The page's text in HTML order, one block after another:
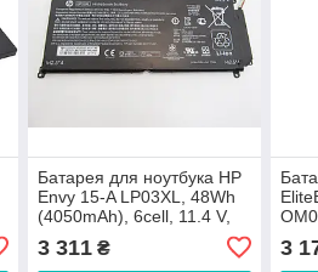
Батарея для ноутбука HP
Envy 15-A LP03XL, 48Wh
(4050mAh), 6cell, 11.4 V,
ОРИГІНАЛЬНА
3 311₴
Li-
3